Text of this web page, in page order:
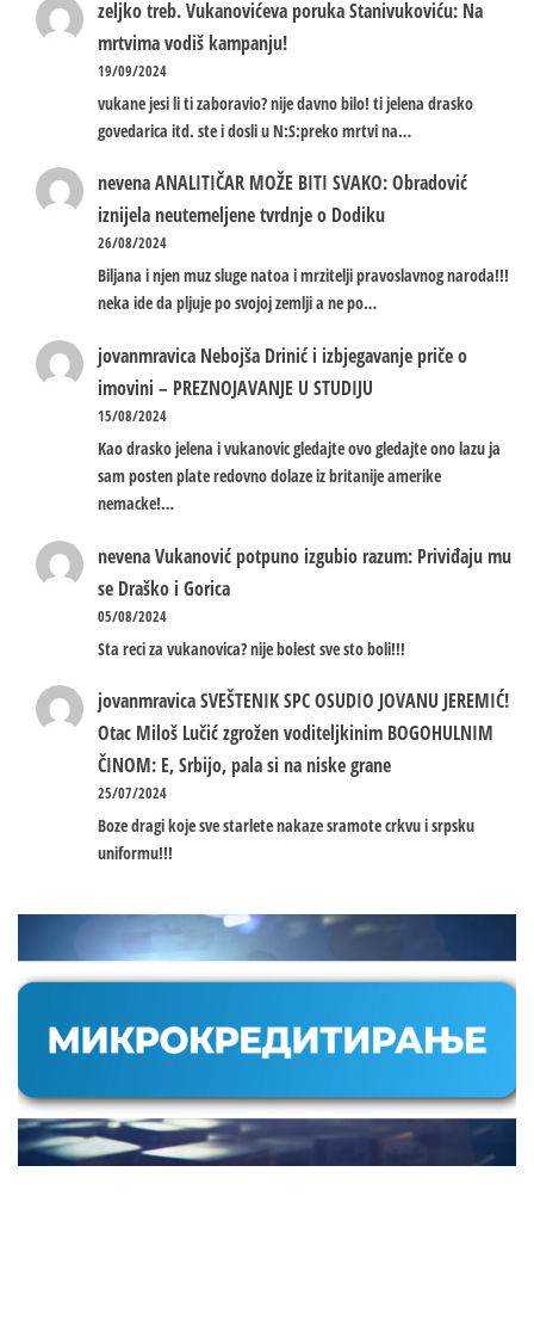
zeljko treb.Vukanovićeva poruka Stanivukoviću: Na
mrtvima vodiš kampanju!
19/09/2024
vukane jesi li ti zaboravio? nije davno bilo! ti jelena drasko
govedarica itd. ste i dosli u N:S:preko mrtvi na…
nevenaANALITIČAR MOŽE BITI SVAKO: Obradović
iznijela neutemeljene tvrdnje o Dodiku
26/08/2024
Biljana i njen muz sluge natoa i mrzitelji pravoslavnog naroda!!!
neka ide da pljuje po svojoj zemlji a ne po…
jovanmravica Nebojša Drinić i izbjegavanje priče o
imovini – PREZNOJAVANJE U STUDIJU
15/08/2024
Kao drasko jelena i vukanovic gledajte ovo gledajte ono lazu ja
sam posten plate redovno dolaze iz britanije amerike
nemacke!…
nevenaVukanović potpuno izgubio razum: Priviđaju mu
se Draško i Gorica
05/08/2024
Sta reci za vukanovica? nije bolest sve sto boli!!!
jovanmravicaSVEŠTENIK SPC OSUDIO JOVANU JEREMIĆ!
Otac Miloš Lučić zgrožen voditeljkinim BOGOHULNIM
ČINOM: E, Srbijo, pala si na niske grane
25/07/2024
Boze dragi koje sve starlete nakaze sramote crkvu i srpsku
uniformu!!!